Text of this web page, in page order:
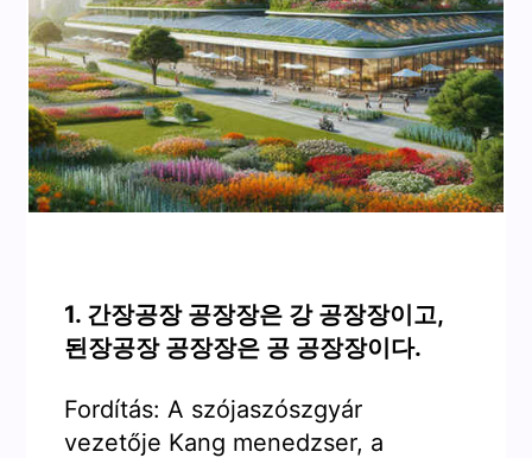
1. 간장공장 공장장은 강 공장장이고,
된장공장 공장장은 공 공장장이다.
Fordítás: A szójaszószgyár
vezetője Kang menedzser, a